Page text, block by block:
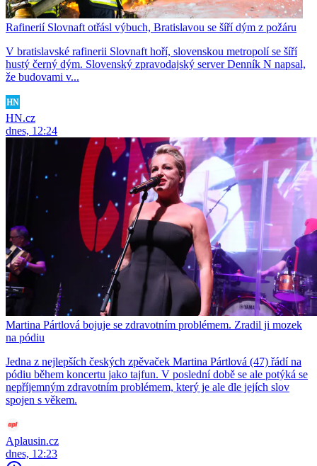
Rafinerií Slovnaft otřásl výbuch, Bratislavou se šíří dým z požáru
V bratislavské rafinerii Slovnaft hoří, slovenskou metropolí se šíří
hustý černý dým. Slovenský zpravodajský server Denník N napsal,
že budovami v...
HN.cz
dnes, 12:24
Martina Pártlová bojuje se zdravotním problémem. Zradil ji mozek
na pódiu
Jedna z nejlepších českých zpěvaček Martina Pártlová (47) řádí na
pódiu během koncertu jako tajfun. V poslední době se ale potýká se
nepříjemným zdravotním problémem, který je ale dle jejích slov
spojen s věkem.
Aplausin.cz
dnes, 12:23